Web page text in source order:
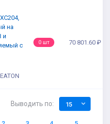
на
и
с
0 шт 70 801.60 ₽
Выводить по: 15